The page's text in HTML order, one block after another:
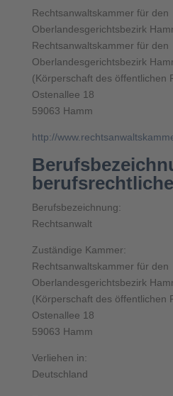
Rechtsanwaltskammer für den
Oberlandesgerichtsbezirk
Rechtsanwaltskammer für den
Oberlandesgerichtsbezirk
(Körperschaft des öffentlichen
Ostenallee 18
59063 Hamm
http://
Berufsbezeichnung:
Rechtsanwalt
Zuständige Kammer:
Rechtsanwaltskammer für den
Oberlandesgerichtsbezirk
(Körperschaft des öffentlichen
Ostenallee 18
59063 Hamm
Verliehen in:
Deutschland